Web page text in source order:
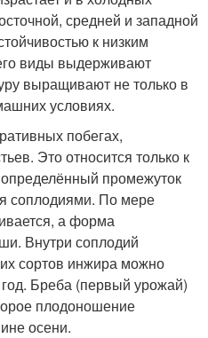
средней и западной
к низким
виды выдерживают
выращивают не только в
условиях.
побегах,
Это относится только к
промежуток
соплодиями. По мере
а форма
Внутри соплодий
сортов инжира можно
Бреба (первый урожай)
плодоношение
осени.